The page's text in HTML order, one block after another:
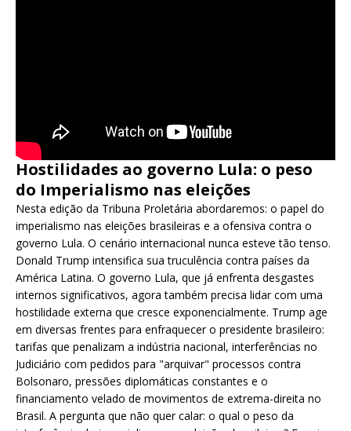
Hostilidades ao governo Lula: o peso
do Imperialismo nas eleições
Nesta edição da Tribuna Proletária abordaremos: o papel do
imperialismo nas eleições brasileiras e a ofensiva contra o
governo Lula. O cenário internacional nunca esteve tão tenso.
Donald Trump intensifica sua truculência contra países da
América Latina. O governo Lula, que já enfrenta desgastes
internos significativos, agora também precisa lidar com uma
hostilidade externa que cresce exponencialmente. Trump age
em diversas frentes para enfraquecer o presidente brasileiro:
tarifas que penalizam a indústria nacional, interferências no
Judiciário com pedidos para "arquivar" processos contra
Bolsonaro, pressões diplomáticas constantes e o
financiamento velado de movimentos de extrema-direita no
Brasil. A pergunta que não quer calar: o qual o peso da